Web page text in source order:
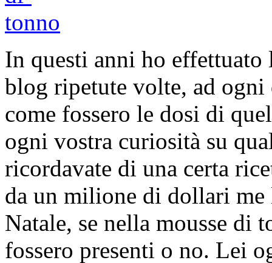
In questi anni ho effettuato
blog ripetute volte, ad ogni
come fossero le dosi di
ogni vostra curiosità su
ricordavate di una certa
da un milione di dollari me
Natale, se nella mousse di
fossero presenti o no. Lei